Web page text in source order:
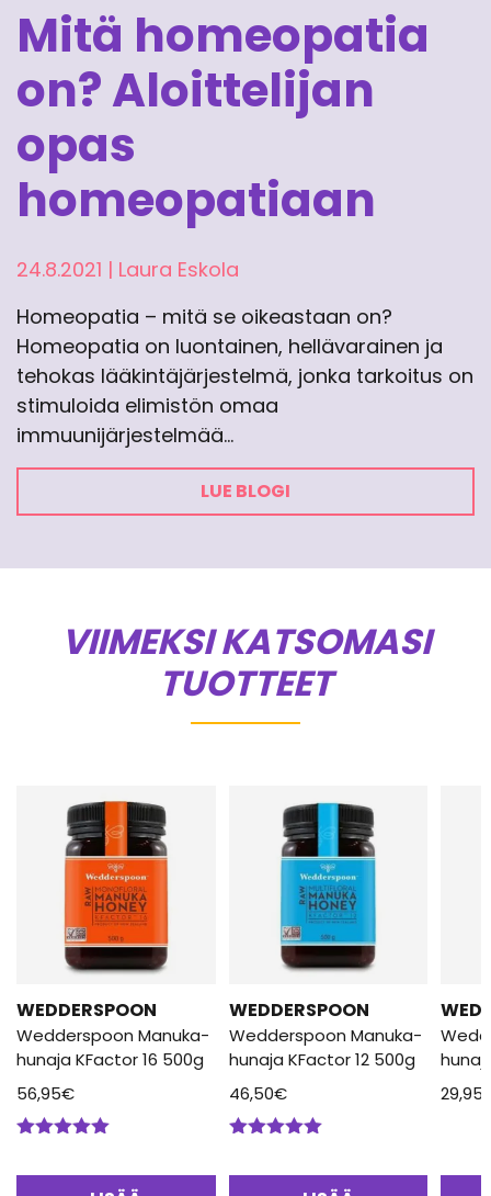
Mitä homeopatia
on? Aloittelijan
opas
homeopatiaan
24.8.2021 | Laura Eskola
Homeopatia – mitä se oikeastaan on?
Homeopatia on luontainen, hellävarainen ja
tehokas lääkintäjärjestelmä, jonka tarkoitus on
stimuloida elimistön omaa
immuunijärjestelmää…
LUE BLOGI
VIIMEKSI KATSOMASI
TUOTTEET
WEDDERSPOON
Wedderspoon Manuka-
hunaja KFactor 16 500g
56,95€
WEDDERSPOON
Wedderspoon Manuka-
hunaja KFactor 12 500g
46,50€
29,95